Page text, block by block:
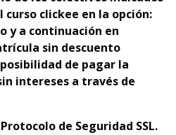
clickee en la opción:
y a continuación en
sin descuento
de pagar la
intereses a través de
de Seguridad SSL.